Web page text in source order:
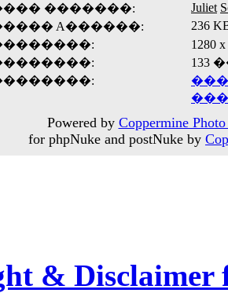
�������:
Juliet
A������:
236
133
Powered by Coppermine
for phpNuke and postNuke by
& Disclaimer